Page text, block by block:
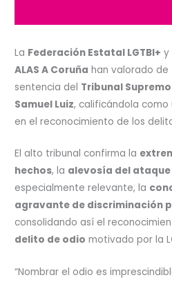
La Federación Estatal LGTBI+ y
ALAS A Coruña han valorado
sentencia del Tribunal Supremo
Samuel Luiz, calificándola como
en el reconocimiento de los
El alto tribunal confirma la
hechos, la alevosía del ataque
especialmente relevante, la
agravante de discriminación
consolidando así el
delito de odio motivado por la
“Nombrar el odio es